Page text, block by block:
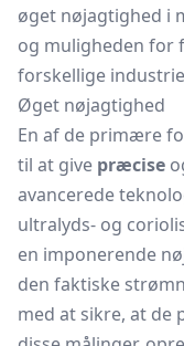
øget nøjagtighed i
og muligheden for
forskellige
Øget nøjagtighed
En af de primære
til at give præcise
avancerede
ultralyds- og
en imponerende
den faktiske
med at sikre, at